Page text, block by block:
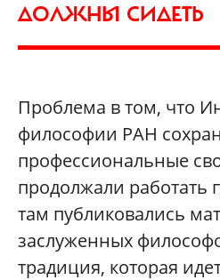
ДОЛЖНЫ СИДЕТЬ
Проблема в том, что
философии РАН
профессиональные
продолжали работать
там публиковались
заслуженных
традиция, которая